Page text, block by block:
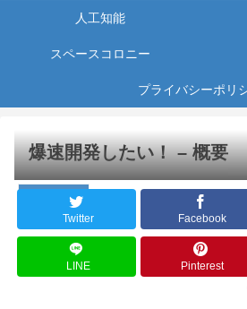
人工知能
スペースコロニー
プライバシーポリ
爆速開発したい！ – 概要
プログラミング
Twitter Facebook
LINE Pinterest